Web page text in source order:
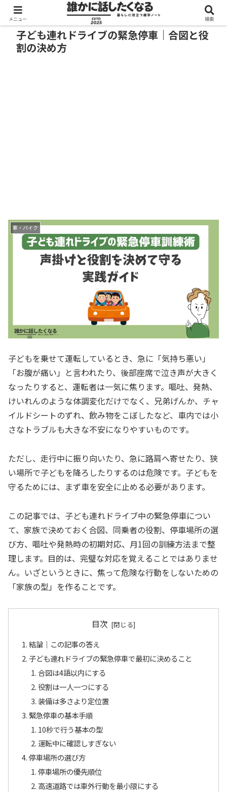
子ども連れドライブの緊急停車｜合図と役
割の決め方
車・バイク
子どもを乗せて運転しているとき、急に「気持ち悪い」
「お腹が痛い」と言われたり、後部座席で泣き声が大きく
なったりすると、運転者は一気に焦ります。嘔吐、発熱、
けいれんのような体調変化だけでなく、兄弟げんか、チャ
イルドシートのずれ、飲み物をこぼしたなど、車内では小
さなトラブルも大きな不安になりやすいものです。
ただし、走行中に振り向いたり、急に路肩へ寄せたり、狭
い場所で子どもを降ろしたりするのは危険です。子どもを
守るためには、まず車を安全に止める必要があります。
この記事では、子ども連れドライブ中の緊急停車につい
て、家族で決めておく合図、同乗者の役割、停車場所の選
び方、嘔吐や発熱時の初期対応、月1回の訓練方法まで整
理します。目的は、完璧な対応を覚えることではありませ
ん。いざというときに、焦って危険な行動をしないための
「家族の型」を作ることです。
目次
結論｜この記事の答え
子ども連れドライブの緊急停車で最初に決めること
合図は4語以内にする
役割は一人一つにする
装備は多さより定位置
緊急停車の基本手順
10秒で行う基本の型
運転中に確認しすぎない
停車場所の選び方
停車場所の優先順位
高速道路では車外行動を最小限にする
メニュー 検索